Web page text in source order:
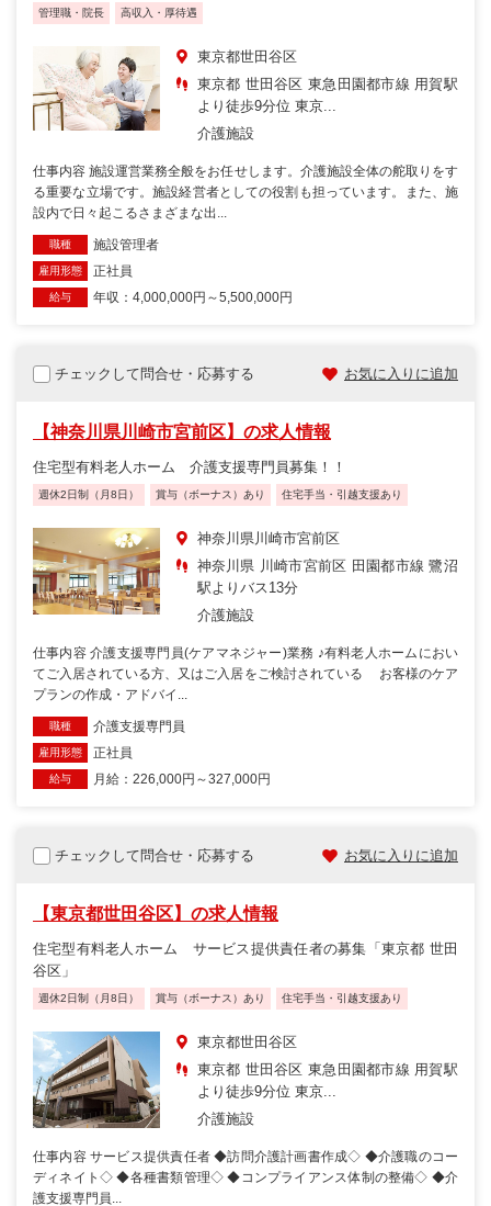
管理職・院長 高収入・厚待遇
東京都世田谷区
東京都 世田谷区 東急田園都市線 用賀駅
より徒歩9分位 東京...
介護施設
仕事内容 施設運営業務全般をお任せします。介護施設全体の舵取りをす
る重要な立場です。施設経営者としての役割も担っています。また、施
設内で日々起こるさまざまな出...
職種 施設管理者
雇用形態 正社員
給与 年収：4,000,000円～5,500,000円
チェックして問合せ・応募する お気に入りに追加
【神奈川県川崎市宮前区】の求人情報
住宅型有料老人ホーム 介護支援専門員募集！！
週休2日制（月8日） 賞与（ボーナス）あり 住宅手当・引越支援あり
神奈川県川崎市宮前区
神奈川県 川崎市宮前区 田園都市線 鷺沼
駅よりバス13分
介護施設
仕事内容 介護支援専門員(ケアマネジャー)業務 ♪有料老人ホームにおい
てご入居されている方、又はご入居をご検討されている お客様のケア
プランの作成・アドバイ...
職種 介護支援専門員
雇用形態 正社員
給与 月給：226,000円～327,000円
チェックして問合せ・応募する お気に入りに追加
【東京都世田谷区】の求人情報
住宅型有料老人ホーム サービス提供責任者の募集「東京都 世田
谷区」
週休2日制（月8日） 賞与（ボーナス）あり 住宅手当・引越支援あり
東京都世田谷区
東京都 世田谷区 東急田園都市線 用賀駅
より徒歩9分位 東京...
介護施設
仕事内容 サービス提供責任者 ◆訪問介護計画書作成◇ ◆介護職のコー
ディネイト◇ ◆各種書類管理◇ ◆コンプライアンス体制の整備◇ ◆介
護支援専門員...